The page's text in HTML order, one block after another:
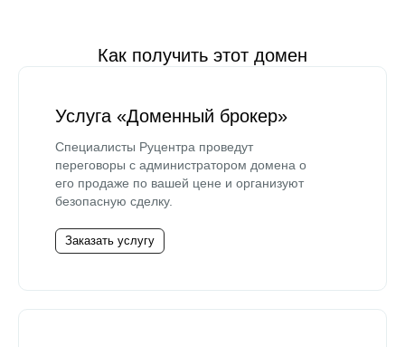
Как получить этот домен
Услуга «Доменный брокер»
Специалисты Руцентра проведут
переговоры с администратором домена о
его продаже по вашей цене и организуют
безопасную сделку.
Заказать услугу